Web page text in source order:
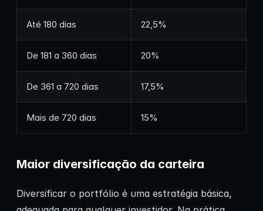
Até 180 dias 22,5%
De 181 a 360 dias 20%
De 361 a 720 dias 17,5%
Mais de 720 dias 15%
Maior diversificação da carteira
Diversificar o portfólio é uma estratégia básica,